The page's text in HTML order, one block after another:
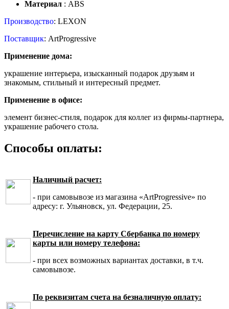
Материал : ABS
Производство: LEXON
Поставщик: ArtProgressive
Применение дома:
украшение интерьера, изысканный подарок друзьям и
знакомым, стильный и интересный предмет.
Применение в офисе:
элемент бизнес-стиля, подарок для коллег из фирмы-партнера,
украшение рабочего стола.
Способы оплаты:
Наличный расчет:
- при самовывозе из магазина «ArtProgressive» по
адресу: г. Ульяновск, ул. Федерации, 25.
Перечисление на карту Сбербанка по номеру
карты или номеру телефона:
- при всех возможных вариантах доставки, в т.ч.
самовывозе.
По реквизитам счета на безналичную оплату: